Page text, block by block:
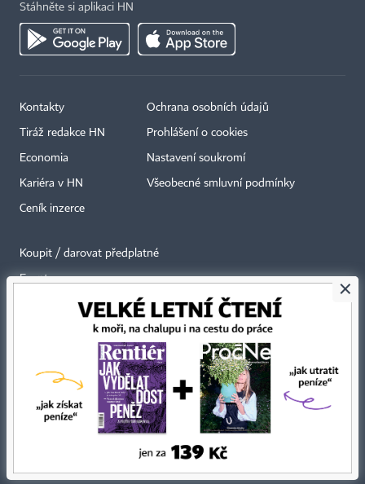
Stáhněte si aplikaci HN
Kontakty
Tiráž redakce HN
Economia
Kariéra v HN
Ceník inzerce
Ochrana osobních údajů
Prohlášení o cookies
Nastavení soukromí
Všeobecné smluvní podmínky
Koupit / darovat předplatné
Eventy
Newslettery
Autorská práva vykonává vydavatel. Bez písemného svolení vydavatele je
zakázáno jakékoli užití částí nebo celku díla, zejména rozmnožování a šíření
jakýmkoli způsobem, mechanickým nebo elektronickým, v českém nebo
jiném jazyce. Bez souhlasu vydavatele je zakázáno též rozmnožování
obsahu pro účely automatizované analýzy textů nebo dat
×